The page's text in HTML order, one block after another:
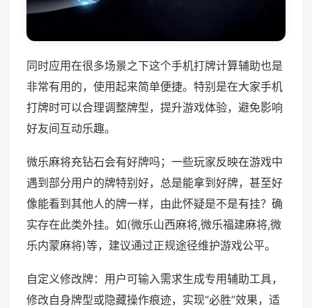
同时应用在很多场景之下这个手机打牌计算辅助也是
非常有用的，使用起来简单便捷。特别是在大家手机
打牌时可以合理调整牌型，提升游戏体验，避免影响
好友间互动乐趣。
微乐麻将充钻石会有好牌吗；一些玩家反映在游戏中
遇到部分用户的牌特别好，总是能拿到好牌，甚至好
像能看到其他人的牌一样，由此怀疑是不是有挂？确
实存在此类外挂。如(微乐山西麻将,微乐福建麻将,微
乐内蒙麻将)等，建议通过正规途径维护游戏公平。
自定义修改牌：用户可输入需求生成专用辅助工具，
修改自身牌型或隐藏操作痕迹，实现“必胜”效果，适